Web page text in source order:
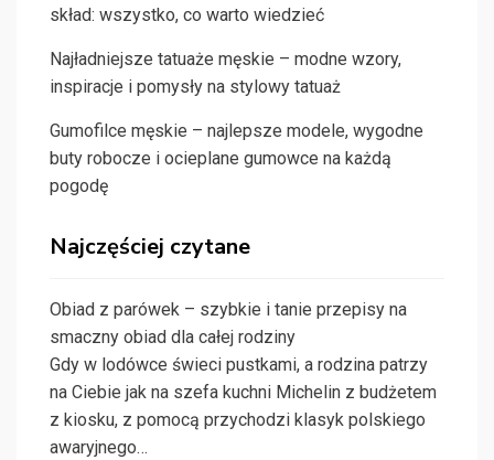
skład: wszystko, co warto wiedzieć
Najładniejsze tatuaże męskie – modne wzory,
inspiracje i pomysły na stylowy tatuaż
Gumofilce męskie – najlepsze modele, wygodne
buty robocze i ocieplane gumowce na każdą
pogodę
Najczęściej czytane
Obiad z parówek – szybkie i tanie przepisy na
smaczny obiad dla całej rodziny
Gdy w lodówce świeci pustkami, a rodzina patrzy
na Ciebie jak na szefa kuchni Michelin z budżetem
z kiosku, z pomocą przychodzi klasyk polskiego
awaryjnego…